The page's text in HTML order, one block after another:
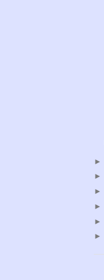
►
►
►
►
►
►